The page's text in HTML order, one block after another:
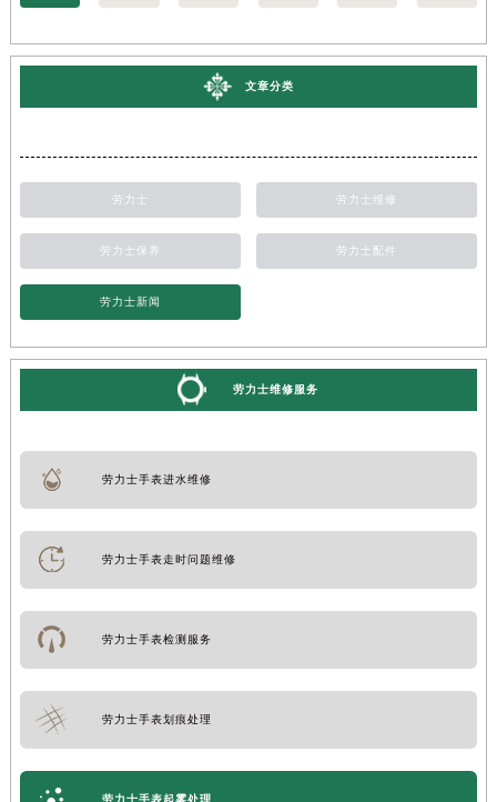
文章分类
劳力士 劳力士维修
劳力士保养 劳力士配件
劳力士新闻
劳力士维修服务
劳力士手表进水维修
劳力士手表走时问题维修
劳力士手表检测服务
劳力士手表划痕处理
劳力士手表起雾处理